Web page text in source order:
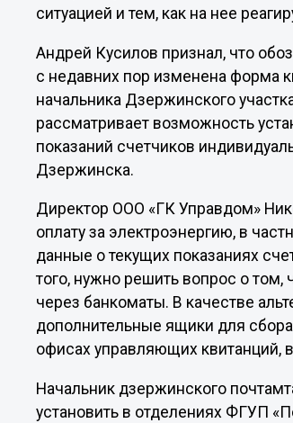
ситуацией и тем, как на нее
Андрей Кусилов признал, что
с недавних пор изменена форма
начальника Дзержинского
рассматривает возможность
показаний счетчиков
Дзержинска.
Директор ООО «ГК Управдом»
оплату за электроэнергию, в
данные о текущих показаниях
того, нужно решить вопрос о
через банкоматы. В качестве
дополнительные ящики для
офисах управляющих квитанций,
Начальник дзержинского
установить в отделениях ФГУП